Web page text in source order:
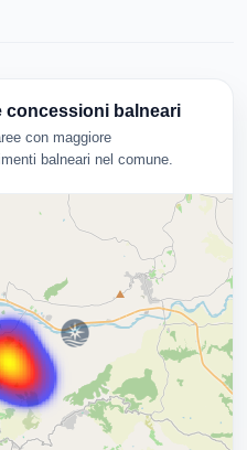
concessioni balneari
con maggiore
balneari nel comune.